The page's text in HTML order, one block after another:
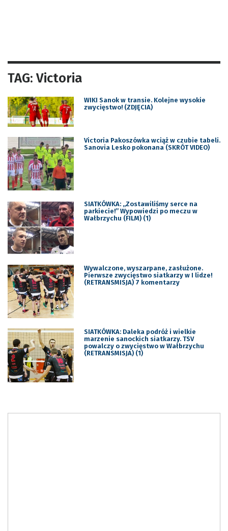
TAG: Victoria
WIKI Sanok w transie. Kolejne wysokie
zwycięstwo! (ZDJĘCIA)
Victoria Pakoszówka wciąż w czubie tabeli.
Sanovia Lesko pokonana (SKRÓT VIDEO)
SIATKÓWKA: „Zostawiliśmy serce na
parkiecie!” Wypowiedzi po meczu w
Wałbrzychu (FILM) (1)
Wywalczone, wyszarpane, zasłużone.
Pierwsze zwycięstwo siatkarzy w I lidze!
(RETRANSMISJA) 7 komentarzy
SIATKÓWKA: Daleka podróż i wielkie
marzenie sanockich siatkarzy. TSV
powalczy o zwycięstwo w Wałbrzychu
(RETRANSMISJA) (1)